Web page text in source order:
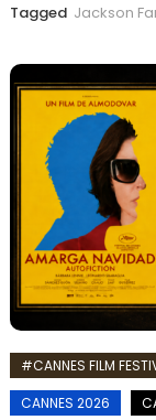
Tagged Jackson
#CANNES FILM
CANNES 2026